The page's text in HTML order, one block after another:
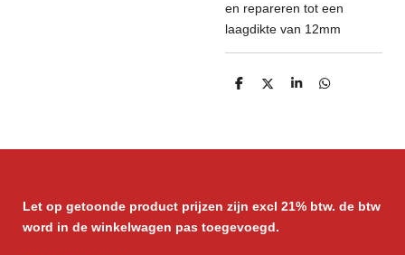
en repareren tot een
laagdikte van 12mm
D
D
S
D
Let op getoonde product prijzen zijn excl 21% btw. de btw
word in de winkelwagen pas toegevoegd.